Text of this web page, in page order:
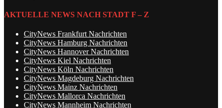
AKTUELLE NEWS NACH STADT F – Z
CityNews Frankfurt Nachrichten
CityNews Hamburg Nachrichten
CityNews Hannover Nachrichten
CityNews Kiel Nachrichten
CityNews Köln Nachrichten
CityNews Magdeburg Nachrichten
CityNews Mainz Nachrichten
CityNews Mallorca Nachrichten
CityNews Mannheim Nachrichten